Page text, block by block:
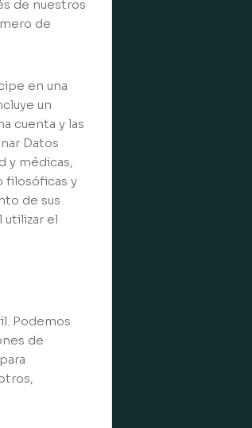
de nuestros
de
en una
un
cuenta y las
Datos
y médicas,
filosóficas y
de sus
utilizar el
Podemos
de